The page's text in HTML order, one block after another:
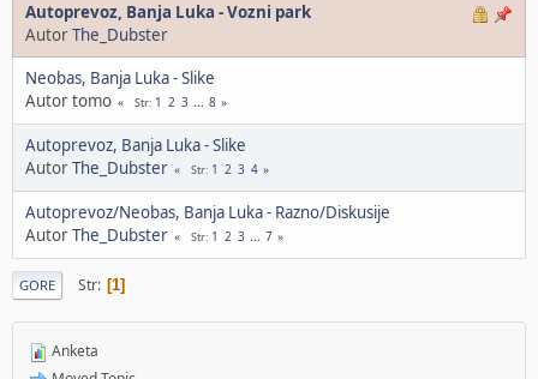
Autoprevoz, Banja Luka - Vozni park
AutorThe_Dubster
Neobas, Banja Luka - Slike
Autor tomo
Str 1 2 3 ... 8
Autoprevoz, Banja Luka - Slike
AutorThe_Dubster Str 1 2 3 4
Autoprevoz/Neobas, Banja Luka - Razno/Diskusije
AutorThe_Dubster Str 1 2 3 ... 7
GORE Str 1
Anketa